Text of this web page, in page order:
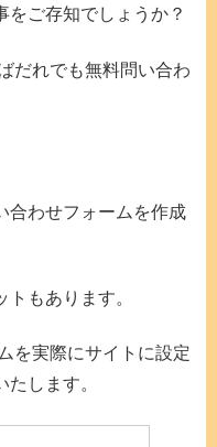
をご存知でしょうか？
だれでも無料問い合わ
合わせフォームを作成
もあります。
を実際にサイトに設定
します。